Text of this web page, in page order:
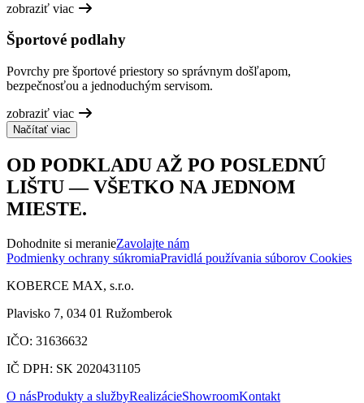
zobraziť viac
Športové podlahy
Povrchy pre športové priestory so správnym došľapom,
bezpečnosťou a jednoduchým servisom.
zobraziť viac
Načítať viac
OD PODKLADU AŽ PO POSLEDNÚ
LIŠTU — VŠETKO NA JEDNOM
MIESTE.
Dohodnite si meranieZavolajte nám
Podmienky ochrany súkromiaPravidlá používania súborov Cookies
KOBERCE MAX, s.r.o.
Plavisko 7, 034 01 Ružomberok
IČO: 31636632
IČ DPH: SK 2020431105
O násProdukty a službyRealizácieShowroomKontakt